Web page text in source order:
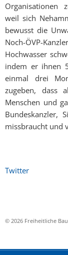
Organisationen
weil sich
bewusst die
Noch-ÖVP-
Hochwasser
indem er ihnen
einmal drei
zugeben, dass
Menschen und
Bundeskanzler,
missbraucht und
Twitter
© 2026 Freiheitliche